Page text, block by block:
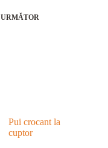
URMĂTOR
Pui crocant la
cuptor